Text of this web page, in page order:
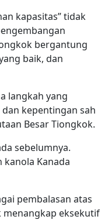
kapasitas” tidak
bergantung
baik, dan
langkah yang
kepentingan sah
Besar Tiongkok.
sebelumnya.
Kanada
pembalasan atas
eksekutif